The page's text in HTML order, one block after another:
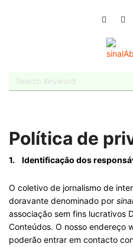
Política de
1. Identificação dos
O coletivo de jornalismo de
doravante denominado por
associação sem fins lucrativos
Conteúdos. O nosso endereço
poderão entrar em contacto